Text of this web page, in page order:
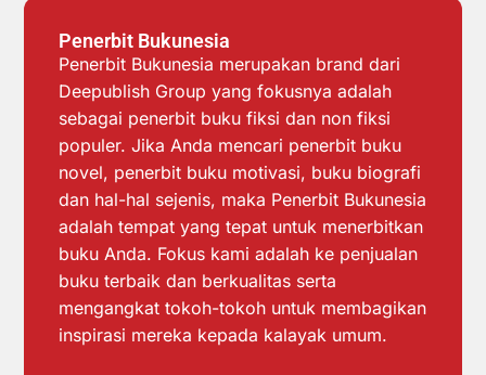
Penerbit Bukunesia
Penerbit Bukunesia merupakan brand dari
Deepublish Group yang fokusnya adalah
sebagai penerbit buku fiksi dan non fiksi
populer. Jika Anda mencari penerbit buku
novel, penerbit buku motivasi, buku biografi
dan hal-hal sejenis, maka Penerbit Bukunesia
adalah tempat yang tepat untuk menerbitkan
buku Anda. Fokus kami adalah ke penjualan
buku terbaik dan berkualitas serta
mengangkat tokoh-tokoh untuk membagikan
inspirasi mereka kepada kalayak umum.